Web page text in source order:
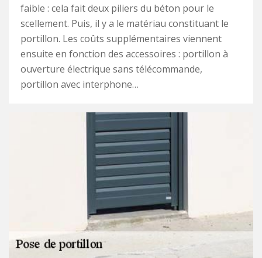
faible : cela fait deux piliers du béton pour le
scellement. Puis, il y a le matériau constituant le
portillon. Les coûts supplémentaires viennent
ensuite en fonction des accessoires : portillon à
ouverture électrique sans télécommande,
portillon avec interphone…